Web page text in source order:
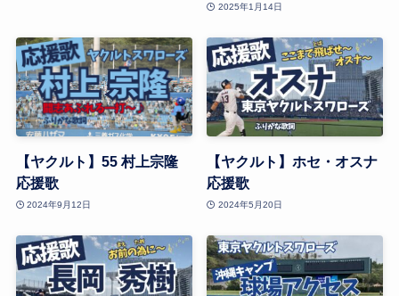
2025年1月14日
【ヤクルト】55 村上宗隆
応援歌
2024年9月12日
【ヤクルト】ホセ・オスナ
応援歌
2024年5月20日